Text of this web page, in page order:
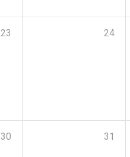
23 24
30 31